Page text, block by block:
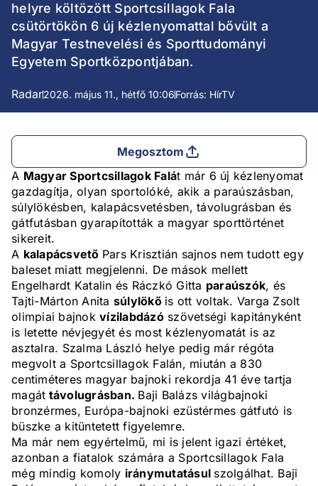
helyre költözött Sportcsillagok Fala
csütörtökön 6 új kézlenyomattal bővült a
Magyar Testnevelési és Sporttudományi
Egyetem Sportközpontjában.
Radar2026. május 11., hétfő 10:06Forrás: HírTV
Megosztom
A Magyar Sportcsillagok Falát már 6 új kézlenyomat
gazdagítja, olyan sportolóké, akik a paraúszásban,
súlylökésben, kalapácsvetésben, távolugrásban és
gátfutásban gyarapították a magyar sporttörténet
sikereit.
A kalapácsvető Pars Krisztián sajnos nem tudott egy
baleset miatt megjelenni. De mások mellett
Engelhardt Katalin és Ráczkó Gitta paraúszók, és
Tajti-Márton Anita súlylökő is ott voltak. Varga Zsolt
olimpiai bajnok vízilabdázószövetségi kapitányként
is letette névjegyét és most kézlenyomatát is az
asztalra. Szalma László helye pedig már régóta
megvolt a Sportcsillagok Falán, miután a 830
centiméteres magyar bajnoki rekordja 41 éve tartja
magát távolugrásban. Baji Balázs világbajnoki
bronzérmes, Európa-bajnoki ezüstérmes gátfutó is
büszke a kitüntetett figyelemre.
Ma már nem egyértelmű, mi is jelent igazi értéket,
azonban a fiatalok számára a Sportcsillagok Fala
még mindig komoly iránymutatásul szolgálhat. Baji